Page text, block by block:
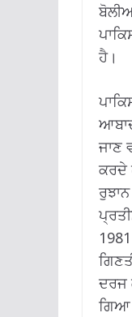
ਹੈ।
ਜਾਣ
ਕਰਦੇ
ਦਰਜ
ਗਿਆ